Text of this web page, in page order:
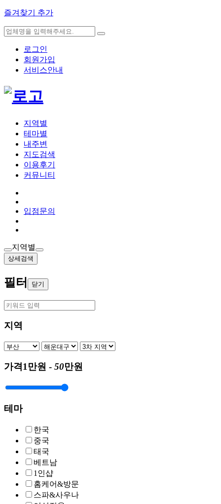
즐겨찾기 추가
로그인
회원가입
서비스안내
지역별
테마별
내주변
지도검색
이용후기
커뮤니티
입점문의
지역별
상세검색
필터 닫기
지역
가격1만원 - 50만원
테마
한국
중국
태국
베트남
1인샵
홈케어&방문
스파&사우나